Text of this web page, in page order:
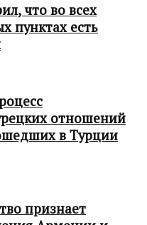
что во всех
пунктах есть
отношений
в Турции
признает